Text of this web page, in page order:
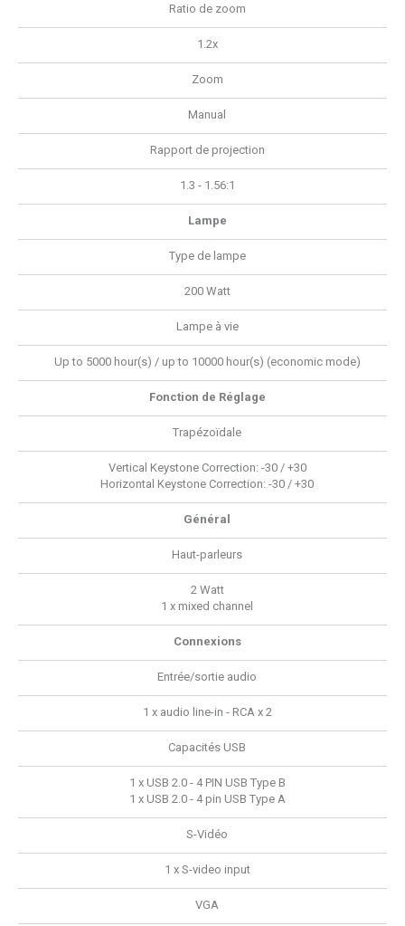
Ratio de zoom
1.2x
Zoom
Manual
Rapport de projection
1.3 - 1.56:1
Lampe
Type de lampe
200 Watt
Lampe à vie
Up to 5000 hour(s) / up to 10000 hour(s) (economic mode)
Fonction de Réglage
Trapézoïdale
Vertical Keystone Correction: -30 / +30
Horizontal Keystone Correction: -30 / +30
Général
Haut-parleurs
2 Watt
1 x mixed channel
Connexions
Entrée/sortie audio
1 x audio line-in - RCA x 2
Capacités USB
1 x USB 2.0 - 4 PIN USB Type B
1 x USB 2.0 - 4 pin USB Type A
S-Vidéo
1 x S-video input
VGA